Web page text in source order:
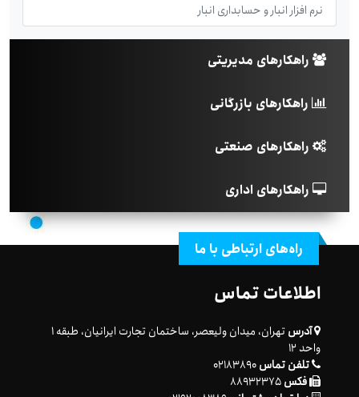
نرم افزار انبار و حسابداری انبار
راهکارهای مدیریتی
راهکارهای بازرگانی
راهکارهای صنعتی
راهکارهای اداری
راه‌های ارتباطی با ما
اطلاعات تماس
آدرس
تهران، میدان ولیعصر، ساختمان تجارت ایرانیان، طبقه ۱
واحد ۱۲
تلفن تماس۰۲۱۸۳۸۹۰
فکس